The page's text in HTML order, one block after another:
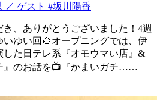
／ ゲスト #坂川陽香
、ありがとうございました！4週
いゆい回🌰オープニングでは、伊
した日テレ系『オモウマい店』&
』のお話を📺『かまいガチ……